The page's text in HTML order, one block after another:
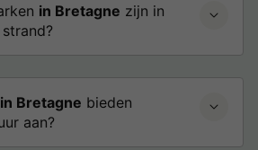
in Bretagne zijn in
in Bretagne bieden
aan?